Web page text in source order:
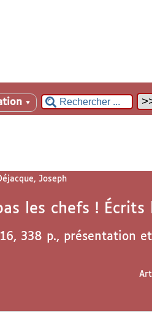
▼
Joseph
les chefs !
338 p., présentation